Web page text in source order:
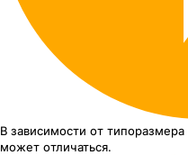
В зависимости от типоразмера
может отличаться.